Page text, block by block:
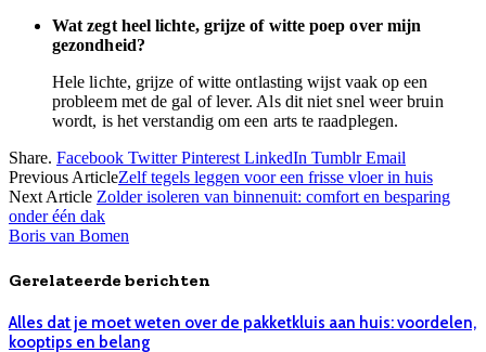
Wat zegt heel lichte, grijze of witte poep over mijn
gezondheid?
Hele lichte, grijze of witte ontlasting wijst vaak op een
probleem met de gal of lever. Als dit niet snel weer bruin
wordt, is het verstandig om een arts te raadplegen.
Share. Facebook Twitter Pinterest LinkedIn Tumblr Email
Previous ArticleZelf tegels leggen voor een frisse vloer in huis
Next Article Zolder isoleren van binnenuit: comfort en besparing
onder één dak
Boris van Bomen
Gerelateerde berichten
Alles dat je moet weten over de pakketkluis aan huis: voordelen,
kooptips en belang